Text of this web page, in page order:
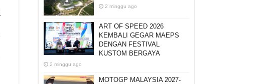
2 minggu ago
ART OF SPEED 2026
KEMBALI GEGAR MAEPS
DENGAN FESTIVAL
KUSTOM BERGAYA
2 minggu ago
MOTOGP MALAYSIA 2027-